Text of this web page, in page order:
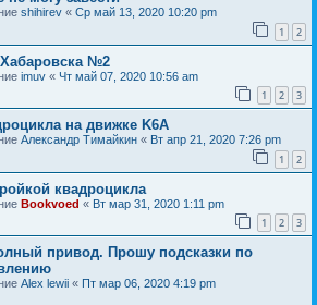
shihirev « Ср май 13, 2020 10:20 pm
1 2
№2
imuv « Чт май 07, 2020 10:56 am
1 2 3
на движке K6A
Александр Тимайкин « Вт апр 21, 2020 7:26 pm
1 2
квадроцикла
Bookvoed « Вт мар 31, 2020 1:11 pm
1 2 3
привод. Прошу подсказки по
Alex lewii « Пт мар 06, 2020 4:19 pm